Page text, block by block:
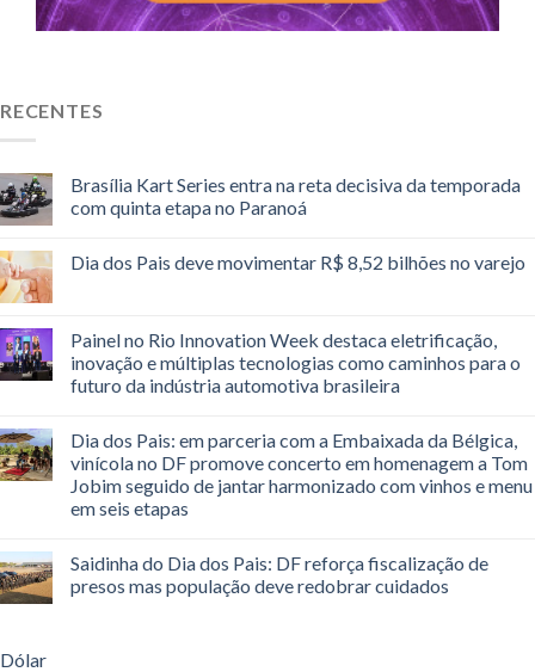
RECENTES
Brasília Kart Series entra na reta decisiva da temporada
com quinta etapa no Paranoá
Dia dos Pais deve movimentar R$ 8,52 bilhões no varejo
Painel no Rio Innovation Week destaca eletrificação,
inovação e múltiplas tecnologias como caminhos para o
futuro da indústria automotiva brasileira
Dia dos Pais: em parceria com a Embaixada da Bélgica,
vinícola no DF promove concerto em homenagem a Tom
Jobim seguido de jantar harmonizado com vinhos e menu
em seis etapas
Saidinha do Dia dos Pais: DF reforça fiscalização de
presos mas população deve redobrar cuidados
Dólar